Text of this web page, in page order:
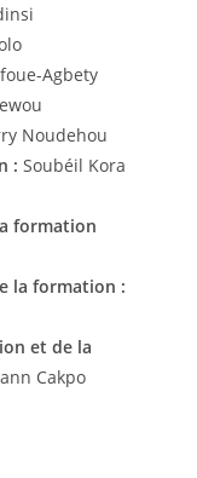
Agbety
Noudehou
: Soubéil Kora
formation
la formation :
et de la
Cakpo